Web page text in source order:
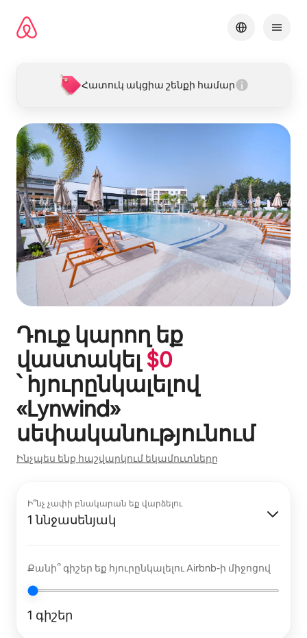
բովանդակությանը
Հատուկ ակցիա շենքի համար
Դուք կարող եք
վաստակել $0
՝ հյուրընկալելով
«Lynwind»
սեփականությունում
Ինչպես ենք հաշվարկում եկամուտները
Ի՞նչ չափի բնակարան եք վարձելու
1 ննջասենյակ
Քանի՞ գիշեր եք հյուրընկալելու Airbnb-ի միջոցով
1 գիշեր